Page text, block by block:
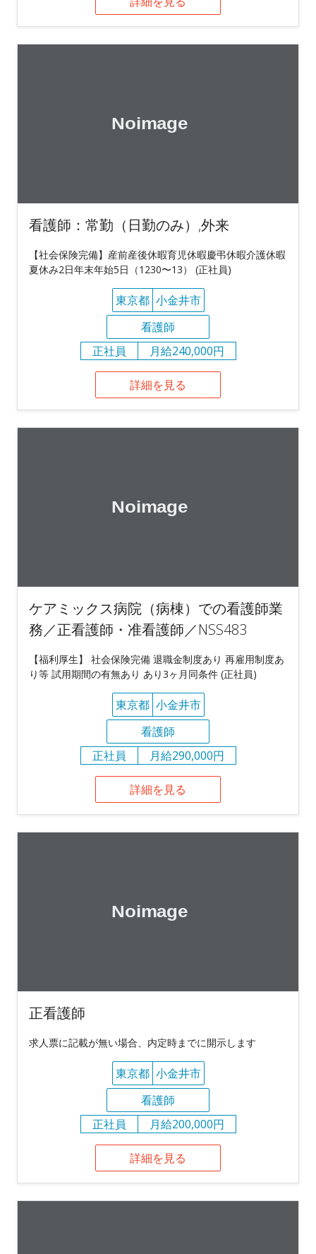
看護師：常勤（日勤のみ）,外来
【社会保険完備】産前産後休暇育児休暇慶弔休暇介護休暇
夏休み2日年末年始5日（1230〜13） (正社員)
東京都 小金井市
看護師
正社員
月給240,000円
詳細を見る
ケアミックス病院（病棟）での看護師業
務／正看護師・准看護師／NSS483
【福利厚生】 社会保険完備 退職金制度あり 再雇用制度あ
り等 試用期間の有無あり あり3ヶ月同条件 (正社員)
東京都 小金井市
看護師
正社員
月給290,000円
詳細を見る
正看護師
求人票に記載が無い場合、内定時までに開示します
東京都 小金井市
看護師
正社員
月給200,000円
詳細を見る